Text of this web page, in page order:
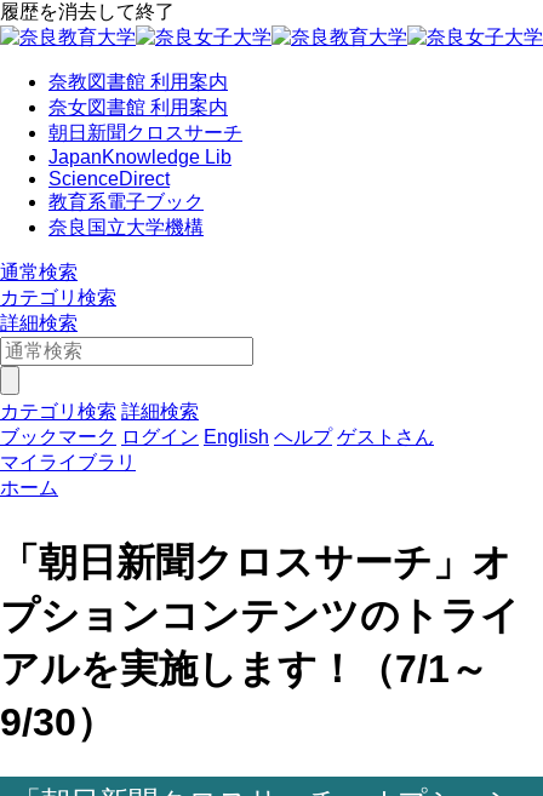
履歴を消去して終了
奈教図書館 利用案内
奈女図書館 利用案内
朝日新聞クロスサーチ
JapanKnowledge Lib
ScienceDirect
教育系電子ブック
奈良国立大学機構
通常検索
カテゴリ検索
詳細検索
カテゴリ検索 詳細検索
ブックマーク ログイン English ヘルプ ゲストさん
マイライブラリ
ホーム
「朝日新聞クロスサーチ」オ
プションコンテンツのトライ
アルを実施します！（7/1～
9/30）